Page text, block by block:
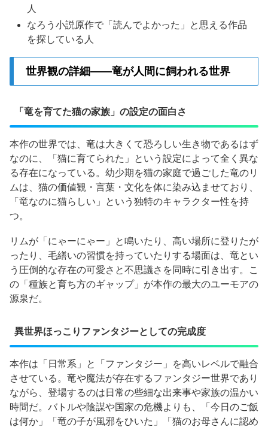
人
なろう小説原作で「読んでよかった」と思える作品
を探している人
世界観の詳細——竜が人間に飼われる世界
「竜を育てた猫の家族」の設定の面白さ
本作の世界では、竜は大きくて恐ろしい生き物であるはず
なのに、「猫に育てられた」という設定によって全く異な
る存在になっている。幼少期を猫の家庭で過ごした竜のリ
ムは、猫の価値観・言葉・文化を体に染み込ませており、
「竜なのに猫らしい」という独特のキャラクター性を持
つ。
リムが「にゃーにゃー」と鳴いたり、高い場所に登りたが
ったり、毛繕いの習慣を持っていたりする場面は、竜とい
う圧倒的な存在の可愛さと不思議さを同時に引き出す。こ
の「種族と育ち方のギャップ」が本作の最大のユーモアの
源泉だ。
異世界ほっこりファンタジーとしての完成度
本作は「日常系」と「ファンタジー」を高いレベルで融合
させている。竜や魔法が存在するファンタジー世界であり
ながら、登場するのは日常の些細な出来事や家族の温かい
時間だ。バトルや陰謀や国家の危機よりも、「今日のご飯
は何か」「竜の子が風邪をひいた」「猫のお母さんに認め